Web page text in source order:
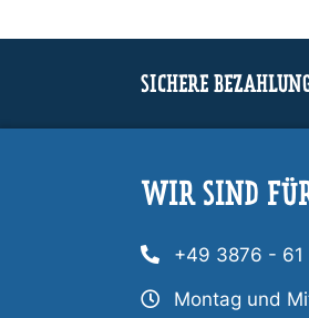
SICHERE
WIR SIND
+49 3876 -
Montag und